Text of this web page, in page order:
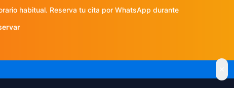
habitual. Reserva tu cita por WhatsApp durante